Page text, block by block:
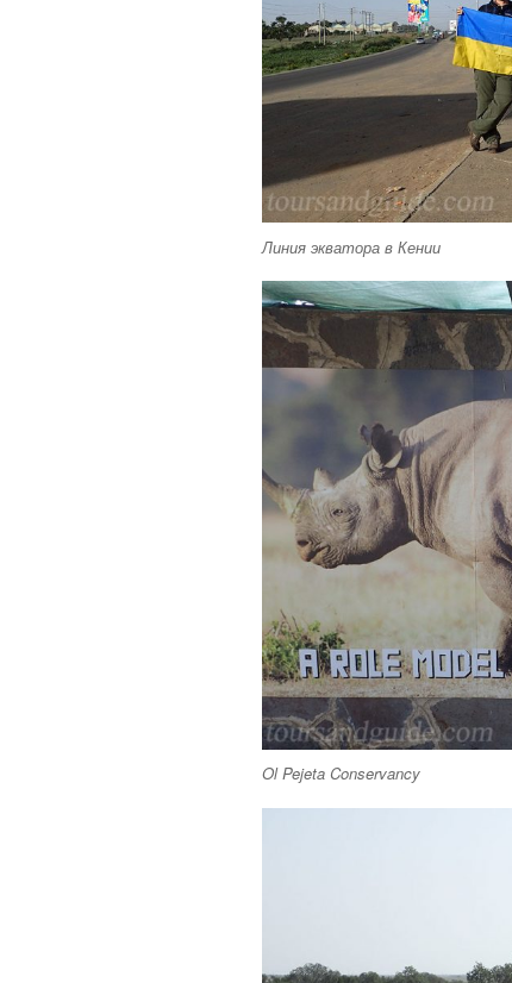
Линия экватора в Кении
Ol Pejeta Conservancy